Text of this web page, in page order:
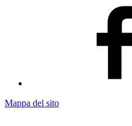
Mappa del sito